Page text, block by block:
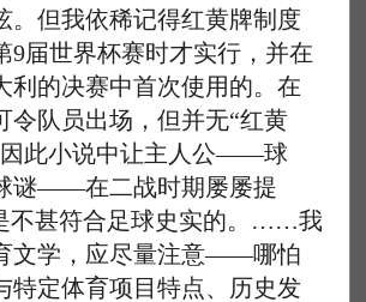
。但我依稀记得红黄牌制度
9届世界杯赛时才实行，并在
的决赛中首次使用的。在
令队员出场，但并无“红黄
因此小说中让主人公——球
谜——在二战时期屡屡提
不甚符合足球史实的。……我
文学，应尽量注意——哪怕
定体育项目特点、历史发